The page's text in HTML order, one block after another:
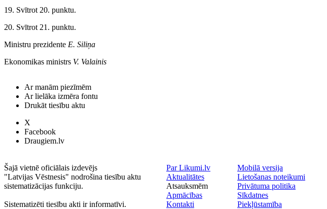
19. Svītrot 20. punktu.
20. Svītrot 21. punktu.
Ministru prezidente E. Siliņa
Ekonomikas ministrs V. Valainis
Ar manām piezīmēm
Ar lielāka izmēra fontu
Drukāt tiesību aktu
X
Facebook
Draugiem.lv
Šajā vietnē oficiālais izdevējs
"Latvijas Vēstnesis" nodrošina tiesību aktu
sistematizācijas funkciju.
Sistematizēti tiesību akti ir informatīvi.
Par Likumi.lv
Aktualitātes
Atsauksmēm
Apmācības
Kontakti
Mobilā versija
Lietošanas noteikumi
Privātuma politika
Sīkdatnes
Piekļūstamība